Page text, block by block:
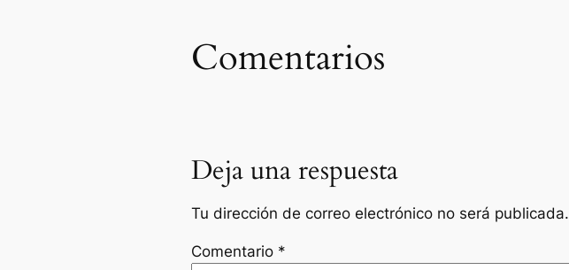
Comentarios
Deja una respuesta
Tu dirección de correo electrónico no será publicada.
Comentario *